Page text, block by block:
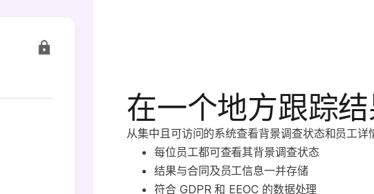
在一个地方跟踪
从集中且可访问的系统查看背景调查状态和员工详
每位员工都可查看其背景调查状态
结果与合同及员工信息一并存储
符合 GDPR 和 EEOC 的数据处理